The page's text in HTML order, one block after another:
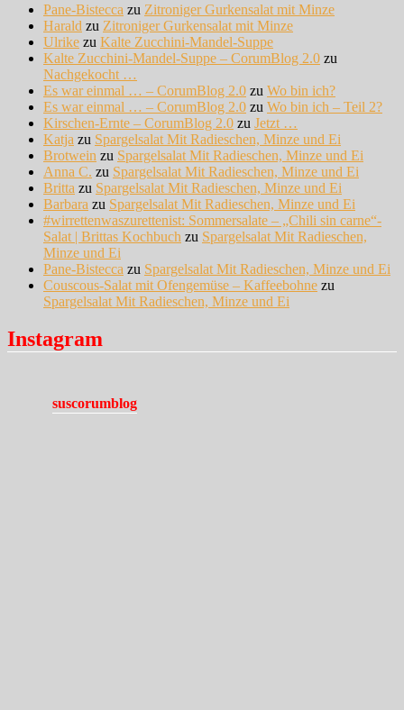
Pane-Bistecca zu Zitroniger Gurkensalat mit Minze
Harald zu Zitroniger Gurkensalat mit Minze
Ulrike zu Kalte Zucchini-Mandel-Suppe
Kalte Zucchini-Mandel-Suppe – CorumBlog 2.0 zu
Nachgekocht …
Es war einmal … – CorumBlog 2.0 zu Wo bin ich?
Es war einmal … – CorumBlog 2.0 zu Wo bin ich – Teil 2?
Kirschen-Ernte – CorumBlog 2.0 zu Jetzt …
Katja zu Spargelsalat Mit Radieschen, Minze und Ei
Brotwein zu Spargelsalat Mit Radieschen, Minze und Ei
Anna C. zu Spargelsalat Mit Radieschen, Minze und Ei
Britta zu Spargelsalat Mit Radieschen, Minze und Ei
Barbara zu Spargelsalat Mit Radieschen, Minze und Ei
#wirrettenwaszurettenist: Sommersalate – „Chili sin carne“-
Salat | Brittas Kochbuch zu Spargelsalat Mit Radieschen,
Minze und Ei
Pane-Bistecca zu Spargelsalat Mit Radieschen, Minze und Ei
Couscous-Salat mit Ofengemüse – Kaffeebohne zu
Spargelsalat Mit Radieschen, Minze und Ei
Instagram
suscorumblog